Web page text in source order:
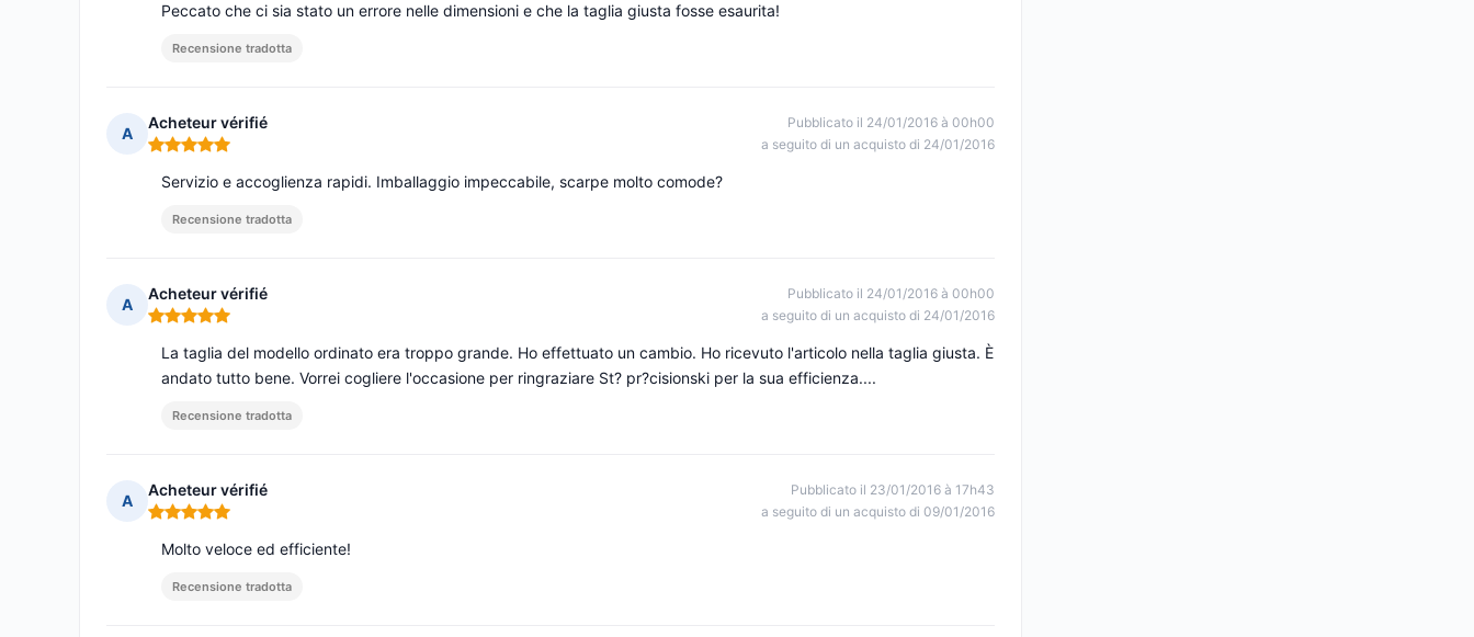
Peccato che ci sia stato un errore nelle dimensioni e che la taglia giusta fosse esaurita!
Recensione tradotta
A
Acheteur vérifié
Nota: 5 su 5
Pubblicato il 24/01/2016 à 00h00
a seguito di un acquisto di 24/01/2016
Servizio e accoglienza rapidi. Imballaggio impeccabile, scarpe molto comode?
Recensione tradotta
A
Acheteur vérifié
Nota: 5 su 5
Pubblicato il 24/01/2016 à 00h00
a seguito di un acquisto di 24/01/2016
La taglia del modello ordinato era troppo grande. Ho effettuato un cambio. Ho ricevuto l'articolo nella taglia giusta. È
andato tutto bene. Vorrei cogliere l'occasione per ringraziare St? pr?cisionski per la sua efficienza....
Recensione tradotta
A
Acheteur vérifié
Nota: 5 su 5
Pubblicato il 23/01/2016 à 17h43
a seguito di un acquisto di 09/01/2016
Molto veloce ed efficiente!
Recensione tradotta